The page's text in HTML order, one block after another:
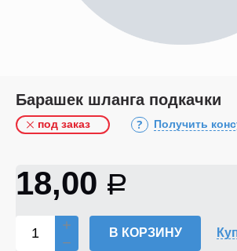
Барашек шланга подкачки
под заказ Получить
18,00 Р
В КОРЗИНУ